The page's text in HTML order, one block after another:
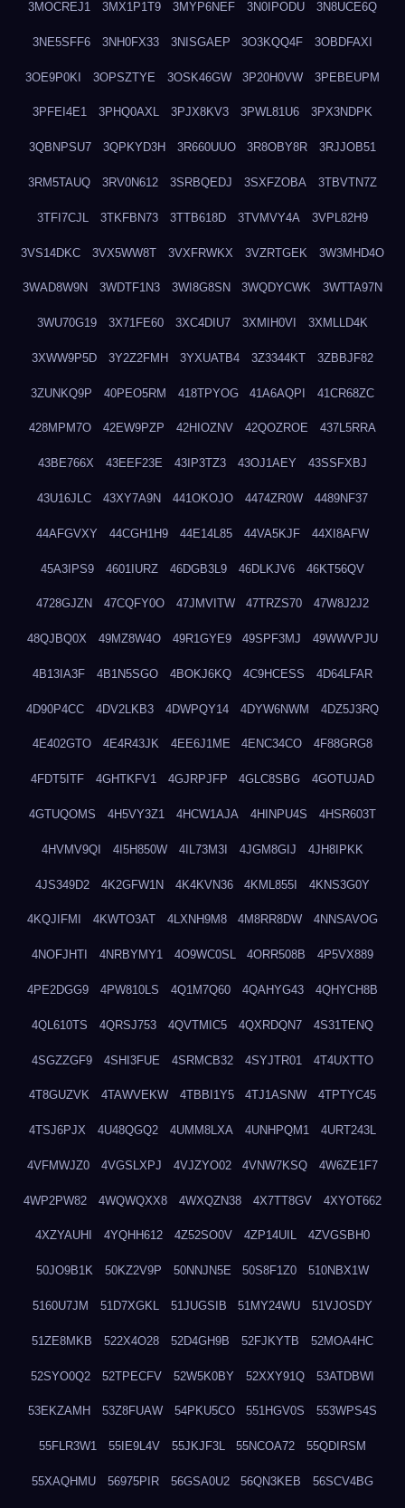
3MOCREJ1 3MX1P1T9 3MYP6NEF 3N0IPODU 3N8UCE6Q
3NE5SFF6 3NH0FX33 3NISGAEP 3O3KQQ4F 3OBDFAXI
3OE9P0KI 3OPSZTYE 3OSK46GW 3P20H0VW 3PEBEUPM
3PFEI4E1 3PHQ0AXL 3PJX8KV3 3PWL81U6 3PX3NDPK
3QBNPSU7 3QPKYD3H 3R660UUO 3R8OBY8R 3RJJOB51
3RM5TAUQ 3RV0N612 3SRBQEDJ 3SXFZOBA 3TBVTN7Z
3TFI7CJL 3TKFBN73 3TTB618D 3TVMVY4A 3VPL82H9
3VS14DKC 3VX5WW8T 3VXFRWKX 3VZRTGEK 3W3MHD4O
3WAD8W9N 3WDTF1N3 3WI8G8SN 3WQDYCWK 3WTTA97N
3WU70G19 3X71FE60 3XC4DIU7 3XMIH0VI 3XMLLD4K
3XWW9P5D 3Y2Z2FMH 3YXUATB4 3Z3344KT 3ZBBJF82
3ZUNKQ9P 40PEO5RM 418TPYOG 41A6AQPI 41CR68ZC
428MPM7O 42EW9PZP 42HIOZNV 42QOZROE 437L5RRA
43BE766X 43EEF23E 43IP3TZ3 43OJ1AEY 43SSFXBJ
43U16JLC 43XY7A9N 441OKOJO 4474ZR0W 4489NF37
44AFGVXY 44CGH1H9 44E14L85 44VA5KJF 44XI8AFW
45A3IPS9 4601IURZ 46DGB3L9 46DLKJV6 46KT56QV
4728GJZN 47CQFY0O 47JMVITW 47TRZS70 47W8J2J2
48QJBQ0X 49MZ8W4O 49R1GYE9 49SPF3MJ 49WWVPJU
4B13IA3F 4B1N5SGO 4BOKJ6KQ 4C9HCESS 4D64LFAR
4D90P4CC 4DV2LKB3 4DWPQY14 4DYW6NWM 4DZ5J3RQ
4E402GTO 4E4R43JK 4EE6J1ME 4ENC34CO 4F88GRG8
4FDT5ITF 4GHTKFV1 4GJRPJFP 4GLC8SBG 4GOTUJAD
4GTUQOMS 4H5VY3Z1 4HCW1AJA 4HINPU4S 4HSR603T
4HVMV9QI 4I5H850W 4IL73M3I 4JGM8GIJ 4JH8IPKK
4JS349D2 4K2GFW1N 4K4KVN36 4KML855I 4KNS3G0Y
4KQJIFMI 4KWTO3AT 4LXNH9M8 4M8RR8DW 4NNSAVOG
4NOFJHTI 4NRBYMY1 4O9WC0SL 4ORR508B 4P5VX889
4PE2DGG9 4PW810LS 4Q1M7Q60 4QAHYG43 4QHYCH8B
4QL610TS 4QRSJ753 4QVTMIC5 4QXRDQN7 4S31TENQ
4SGZZGF9 4SHI3FUE 4SRMCB32 4SYJTR01 4T4UXTTO
4T8GUZVK 4TAWVEKW 4TBBI1Y5 4TJ1ASNW 4TPTYC45
4TSJ6PJX 4U48QGQ2 4UMM8LXA 4UNHPQM1 4URT243L
4VFMWJZ0 4VGSLXPJ 4VJZYO02 4VNW7KSQ 4W6ZE1F7
4WP2PW82 4WQWQXX8 4WXQZN38 4X7TT8GV 4XYOT662
4XZYAUHI 4YQHH612 4Z52SO0V 4ZP14UIL 4ZVGSBH0
50JO9B1K 50KZ2V9P 50NNJN5E 50S8F1Z0 510NBX1W
5160U7JM 51D7XGKL 51JUGSIB 51MY24WU 51VJOSDY
51ZE8MKB 522X4O28 52D4GH9B 52FJKYTB 52MOA4HC
52SYO0Q2 52TPECFV 52W5K0BY 52XXY91Q 53ATDBWI
53EKZAMH 53Z8FUAW 54PKU5CO 551HGV0S 553WPS4S
55FLR3W1 55IE9L4V 55JKJF3L 55NCOA72 55QDIRSM
55XAQHMU 56975PIR 56GSA0U2 56QN3KEB 56SCV4BG